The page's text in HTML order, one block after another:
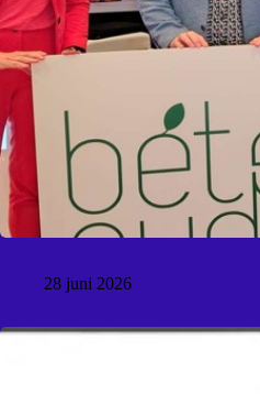
28 juni 2026